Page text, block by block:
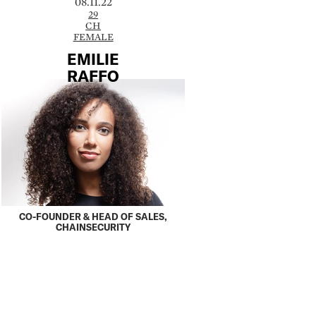
29
CH
FEMALE
EMILIE
RAFFO
CO-FOUNDER & HEAD OF SALES,
CHAINSECURITY